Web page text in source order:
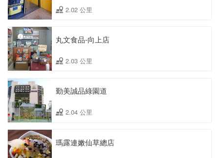
2.02 公里
丸文食品-向上店
2.03 公里
勤美誠品綠園道
2.04 公里
瑪露連嫩仙草總店